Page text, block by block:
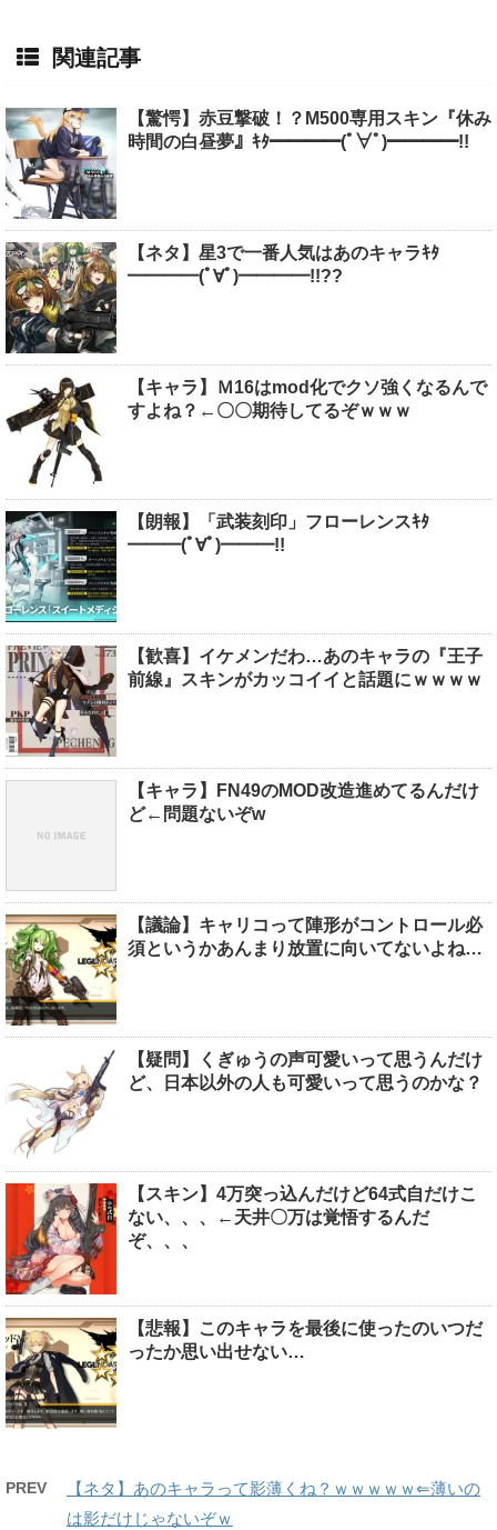
関連記事
【驚愕】赤豆撃破！？M500専用スキン『休み
時間の白昼夢』ｷﾀ━━━━(ﾟ∀ﾟ)━━━━!!
【ネタ】星3で一番人気はあのキャラｷﾀ
━━━━(ﾟ∀ﾟ)━━━━!!??
【キャラ】Ｍ16はmod化でクソ強くなるんで
すよね？←〇〇期待してるぞｗｗｗ
【朗報】「武装刻印」フローレンスｷﾀ
━━━(ﾟ∀ﾟ)━━━!!
【歓喜】イケメンだわ…あのキャラの『王子
前線』スキンがカッコイイと話題にｗｗｗｗ
【キャラ】FN49のMOD改造進めてるんだけ
ど←問題ないぞw
【議論】キャリコって陣形がコントロール必
須というかあんまり放置に向いてないよね…
【疑問】くぎゅうの声可愛いって思うんだけ
ど、日本以外の人も可愛いって思うのかな？
【スキン】4万突っ込んだけど64式自だけこ
ない、、、←天井〇万は覚悟するんだ
ぞ、、、
【悲報】このキャラを最後に使ったのいつだ
ったか思い出せない…
PREV
【ネタ】あのキャラって影薄くね？ｗｗｗｗｗ⇐薄いの
は影だけじゃないぞｗ